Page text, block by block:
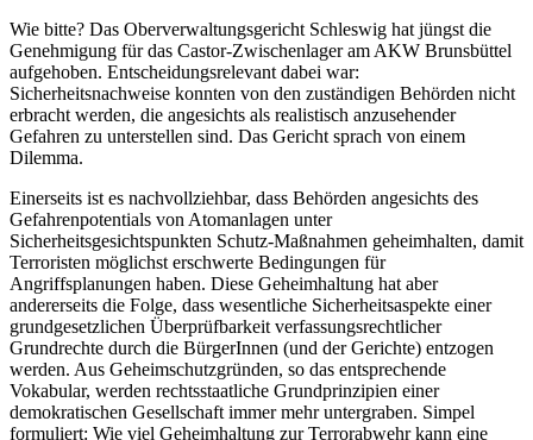
Wie bitte? Das Oberverwaltungsgericht Schleswig hat jüngst die
Genehmigung für das Castor-Zwischenlager am AKW Brunsbüttel
aufgehoben. Entscheidungsrelevant dabei war:
Sicherheitsnachweise konnten von den zuständigen Behörden nicht
erbracht werden, die angesichts als realistisch anzusehender
Gefahren zu unterstellen sind. Das Gericht sprach von einem
Dilemma.
Einerseits ist es nachvollziehbar, dass Behörden angesichts des
Gefahrenpotentials von Atomanlagen unter
Sicherheitsgesichtspunkten Schutz-Maßnahmen geheimhalten, damit
Terroristen möglichst erschwerte Bedingungen für
Angriffsplanungen haben. Diese Geheimhaltung hat aber
andererseits die Folge, dass wesentliche Sicherheitsaspekte einer
grundgesetzlichen Überprüfbarkeit verfassungsrechtlicher
Grundrechte durch die BürgerInnen (und der Gerichte) entzogen
werden. Aus Geheimschutzgründen, so das entsprechende
Vokabular, werden rechtsstaatliche Grundprinzipien einer
demokratischen Gesellschaft immer mehr untergraben. Simpel
formuliert: Wie viel Geheimhaltung zur Terrorabwehr kann eine